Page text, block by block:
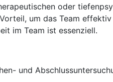
oder
um das Team
im Team ist essenziell.
und